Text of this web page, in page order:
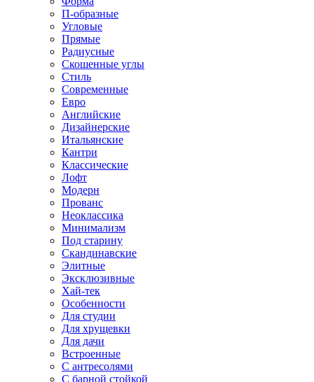
П-образные
Угловые
Прямые
Радиусные
Скошенные углы
Стиль
Современные
Евро
Английские
Дизайнерские
Итальянские
Кантри
Классические
Лофт
Модерн
Прованс
Неоклассика
Минимализм
Под старину
Скандинавские
Элитные
Эксклюзивные
Хай-тек
Особенности
Для студии
Для хрущевки
Для дачи
Встроенные
С антресолями
С барной стойкой